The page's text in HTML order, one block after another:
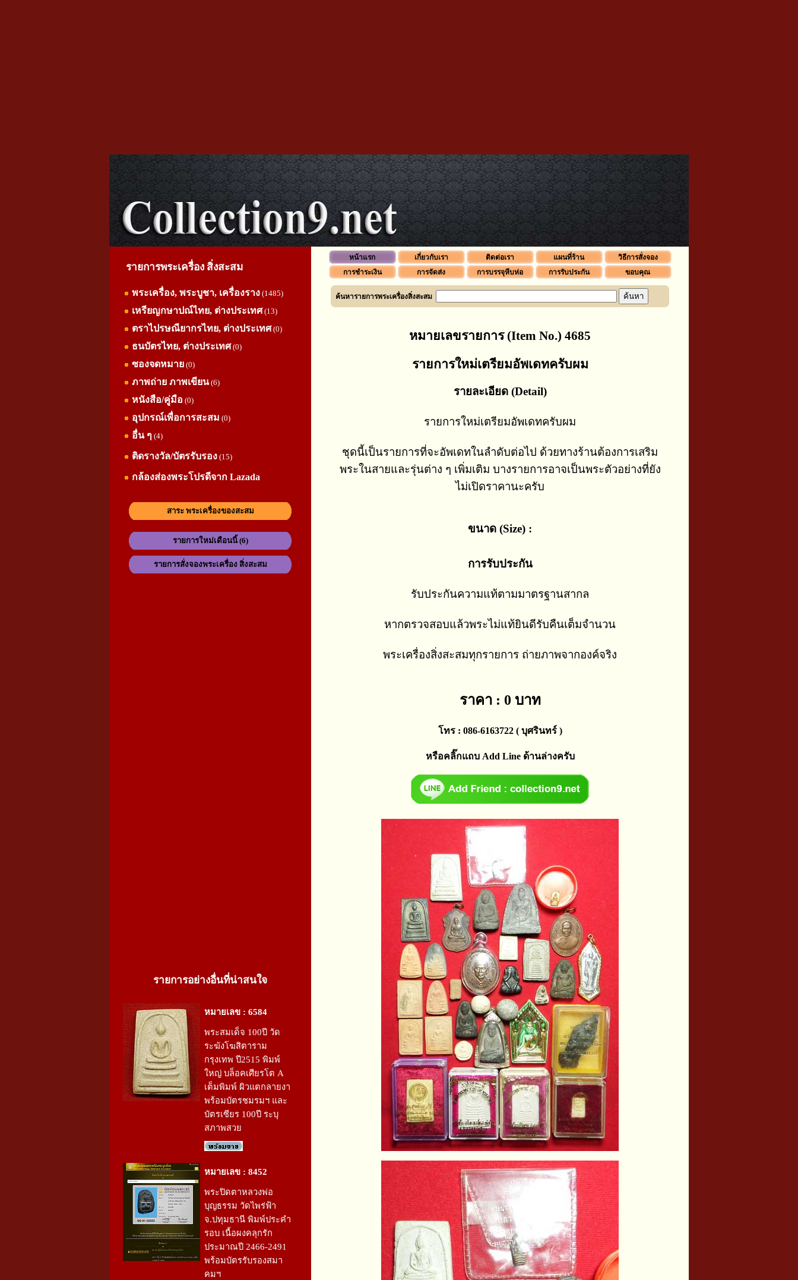
รายการพระเครื่อง สิ่งสะสม
พระเครื่อง, พระบูชา, เครื่องราง (1485)
เหรียญกษาปณ์ไทย, ต่างประเทศ(13)
ตราไปรษณียากรไทย, ต่างประเทศ(0)
ธนบัตรไทย, ต่างประเทศ(0)
ซองจดหมาย (0)
ภาพถ่าย ภาพเขียน(6)
หนังสือ/คู่มือ (0)
อุปกรณ์เพื่อการสะสม (0)
อื่น ๆ (4)
ติดรางวัล/บัตรรับรอง (15)
กล้องส่องพระโปรดีจาก Lazada
สาระ พระเครื่องของสะสม
รายการใหม่เดือนนี้ (6)
รายการสั่งจองพระเครื่อง สิ่งสะสม
รายการอย่างอื่นที่น่าสนใจ
หมายเลข : 6584
พระสมเด็จ 100ปี วัด
ระฆังโฆสิตาราม
กรุงเทพ ปี2515 พิมพ์
ใหญ่ บล็อคเศียรโต A
เต็มพิมพ์ ผิวแตกลายงา
พร้อมบัตรชมรมฯ และ
บัตรเซียร 100ปี ระบุ
สภาพสวย
หมายเลข : 8452
พระปิดตาหลวงพ่อ
บุญธรรม วัดไพร่ฟ้า
จ.ปทุมธานี พิมพ์ประคำ
รอบ เนื้อผงคลุกรัก
ประมาณปี 2466-2491
พร้อมบัตรรับรองสมา
คมฯ
หน้าแรก เกี่ยวกับเรา ติดต่อเรา แผนที่ร้าน
วิธีการสั่งจอง
การชำระเงิน
การจัดส่ง การบรรจุหีบห่อ การรับประกัน ขอบคุณ
ค้นหารายการพระเครื่องสิ่งสะสม
หมายเลขรายการ (Item No.) 4685
รายการใหม่เตรียมอัพเดทครับผม
รายละเอียด (Detail)
รายการใหม่เตรียมอัพเดทครับผม
ชุดนี้เป็นรายการที่จะอัพเดทในลำดับต่อไป ด้วยทางร้านต้องการเสริม
พระในสายและรุ่นต่าง ๆ เพิ่มเติม บางรายการอาจเป็นพระตัวอย่างที่ยัง
ไม่เปิดราคานะครับ
ขนาด (Size) :
การรับประกัน
รับประกันความแท้ตามมาตรฐานสากล
หากตรวจสอบแล้วพระไม่แท้ยินดีรับคืนเต็มจำนวน
พระเครื่องสิ่งสะสมทุกรายการ ถ่ายภาพจากองค์จริง
ราคา : 0 บาท
โทร : 086-6163722 ( บุศรินทร์ )
หรือคลิ๊กแถบ Add Line ด้านล่างครับ